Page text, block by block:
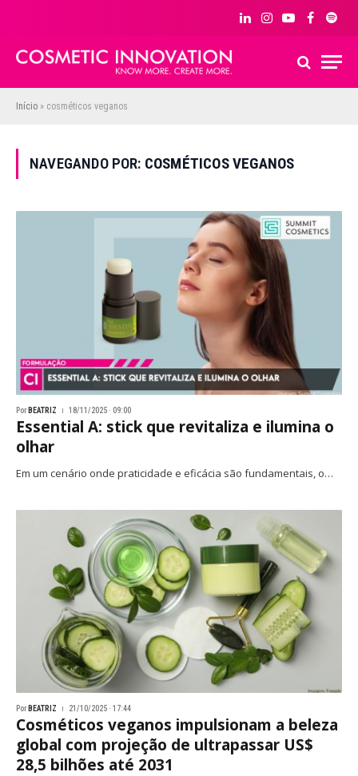
LinkedInInstagram
YouTubeFacebook
Início » cosméticos veganos
NAVEGANDO POR: COSMÉTICOS VEGANOS
Por BEATRIZ 18/11/2025 · 09:00
Essential A: stick que revitaliza e ilumina o
olhar
Em um cenário onde praticidade e eficácia são fundamentais, o…
Por BEATRIZ 21/10/2025 · 17:44
Cosméticos veganos impulsionam a beleza
global com projeção de ultrapassar US$
28,5 bilhões até 2031